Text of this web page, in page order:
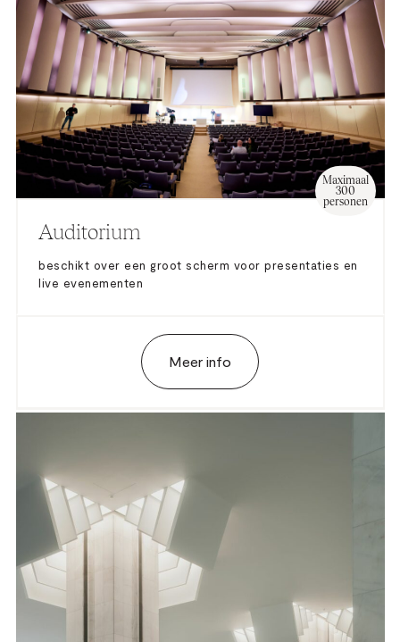
Auditorium
Maximaal
300
personen
beschikt over een groot scherm voor presentaties en
live evenementen
Meer info